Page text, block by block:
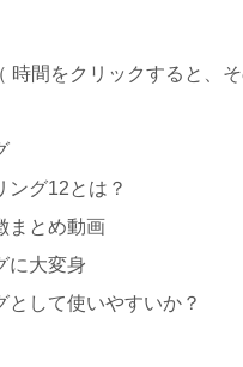
時間をクリックすると、
ング12とは？
まとめ動画
に大変身
として使いやすいか？